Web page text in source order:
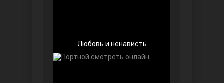
Любовь и ненависть